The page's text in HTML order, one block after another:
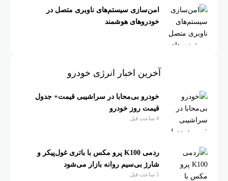
امن‌سازی سیستم‌های ناوبری متصل در
خودروهای هوشمند
آخرین اخبار انرژی خودرو
خودرو بی‌محابا در سراشیبی قیمت+ جدول
قیمت روز خودرو
4 ساعت قبل
ردمی K100 پرو مکس با باتری غول‌پیکر و
شارژ بی‌سیم روانه بازار می‌شود
5 ساعت قبل